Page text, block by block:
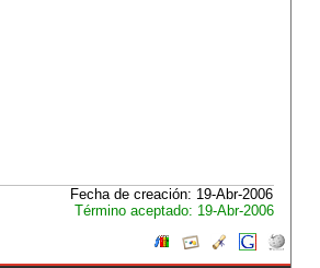
Fecha de creación: 19-Abr-2006
Término aceptado: 19-Abr-2006